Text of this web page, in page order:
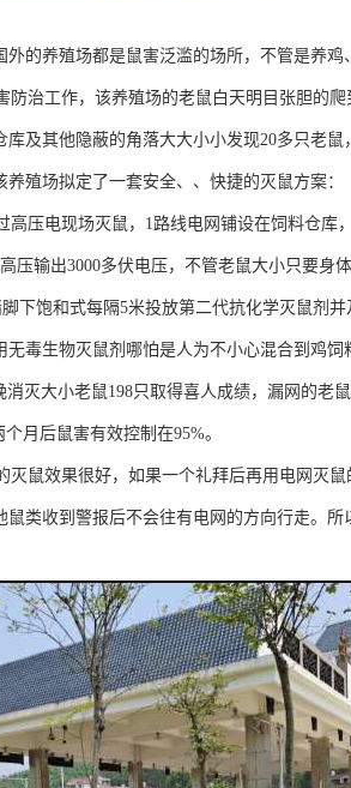
的养殖场都是鼠害泛滥的场所，不管是养鸡
治工作，该养殖场的老鼠白天明目张胆的爬
及其他隐蔽的角落大大小小发现20多只老
殖场拟定了一套安全、、快捷的灭鼠方案：
压电现场灭鼠，1路线电网铺设在饲料仓库
压输出3000多伏电压，不管老鼠大小只要身
下饱和式每隔5米投放第二代抗化学灭鼠剂
毒生物灭鼠剂哪怕是人为不小心混合到鸡饲
灭大小老鼠198只取得喜人成绩，漏网的老
月后鼠害有效控制在95%。
鼠效果很好，如果一个礼拜后再用电网灭
类收到警报后不会往有电网的方向行走。